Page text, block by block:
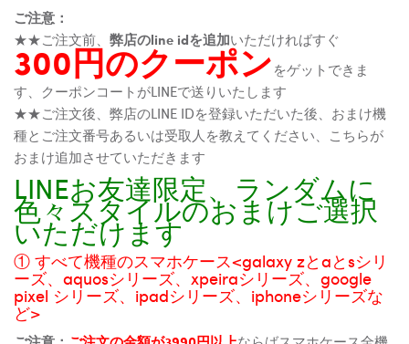
ご注意：
★★ご注文前、 弊店のline idを追加いただければすぐ
300円のクーポンをゲットできま
す、クーポンコートがLINEで送りいたします
★★ご注文後、弊店のLINE IDを登録いただいた後、おまけ機
種とご注文番号あるいは受取人を教えてください、こちらが
おまけ追加させていただきます
LINEお友達限定、ランダムに
色々スタイルのおまけご選択
いただけます
① すべて機種のスマホケース<galaxy zとaとsシリ
ーズ、aquosシリーズ、xpeiraシリーズ、google
pixel シリーズ、ipadシリーズ、iphoneシリーズな
ど>